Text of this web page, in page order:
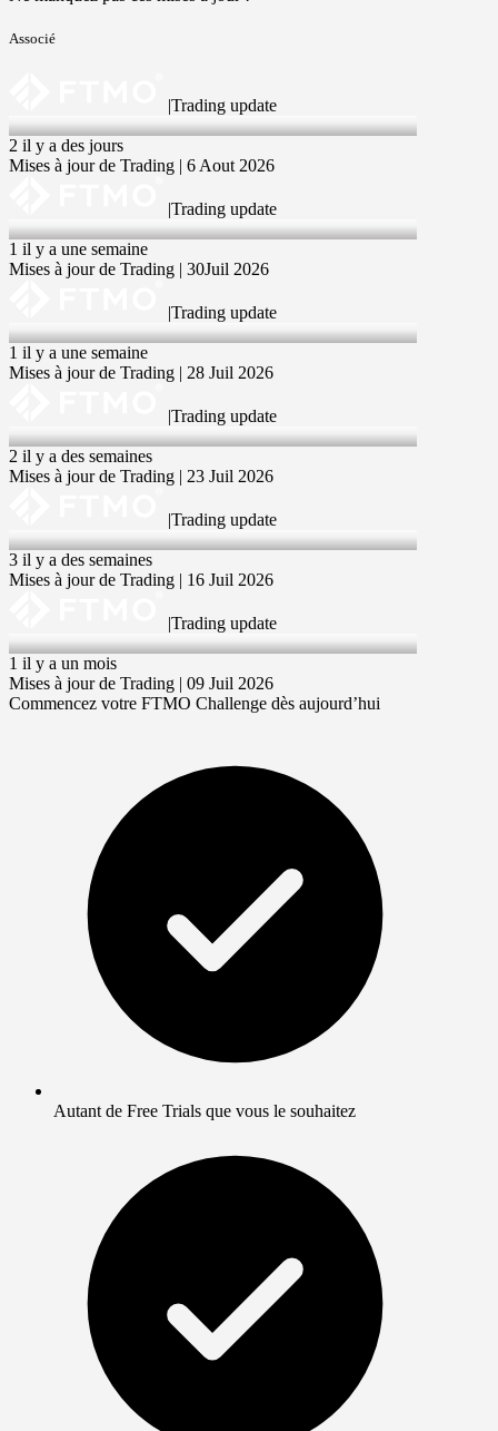
Associé
|Trading update
6 Aug 2026
2 il y a des jours
Mises à jour de Trading | 6 Aout 2026
|Trading update
30 Jul 2026
1 il y a une semaine
Mises à jour de Trading | 30Juil 2026
|Trading update
28 Jul 2026
1 il y a une semaine
Mises à jour de Trading | 28 Juil 2026
|Trading update
23 Jul 2026
2 il y a des semaines
Mises à jour de Trading | 23 Juil 2026
|Trading update
16 Jul 2026
3 il y a des semaines
Mises à jour de Trading | 16 Juil 2026
|Trading update
9 Jul 2026
1 il y a un mois
Mises à jour de Trading | 09 Juil 2026
Commencez votre FTMO Challenge dès aujourd’hui
Autant de Free Trials que vous le souhaitez